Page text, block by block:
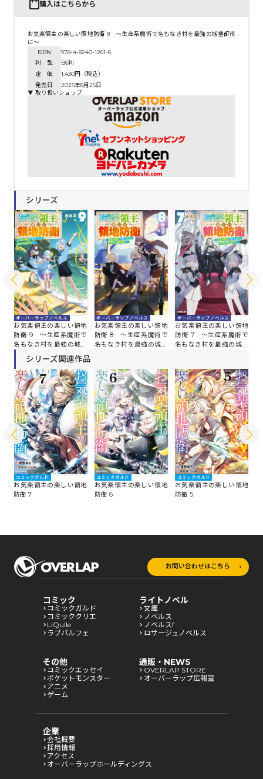
購入はこちらから
お気楽領主の楽しい領地防衛 8 ～生産系魔術で名もなき村を最強の城塞都市
に～
ISBN
978-4-8240-1261-6
判 型
B6判
定 価
1,430円（税込）
発売日
2025年8月25日
▼ 取り扱いショップ
シリーズ
オーバーラップノベルス
お気楽領主の楽しい領地
防衛 9 ～生産系魔術で
名もなき村を最強の城塞
都市に～
オーバーラップノベルス
お気楽領主の楽しい領地
防衛 8 ～生産系魔術で
名もなき村を最強の城塞
オーバーラップノベルス
お気楽領主の楽しい領地
防衛 7 ～生産系魔術で
名もなき村を最強の城塞
シリーズ関連作品
コミックガルド
お気楽領主の楽しい領地
防衛 7
コミックガルド
お気楽領主の楽しい領地
防衛 6
コミックガルド
お気楽領主の楽しい領地
防衛 5
お問い合わせはこちら
コミック
コミックガルド
コミッククリエ
LiQulle
ラブパルフェ
ライトノベル
文庫
ノベルス
ノベルスf
ロサージュノベルス
その他
コミックエッセイ
ポケットモンスター
アニメ
ゲーム
通販・NEWS
OVERLAP STORE
オーバーラップ広報室
企業
会社概要
採用情報
アクセス
オーバーラップホールディングス